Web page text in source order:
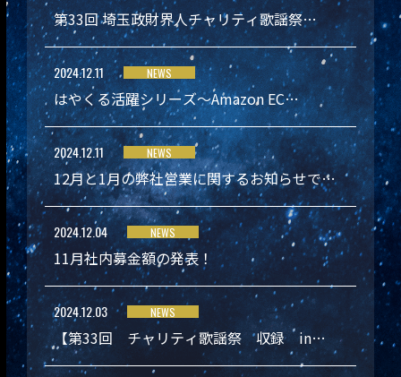
第33回 埼玉政財界人チャリティ歌謡祭…
2024.12.11 NEWS
はやくる活躍シリーズ～Amazon EC…
2024.12.11 NEWS
12月と1月の弊社営業に関するお知らせで…
2024.12.04 NEWS
11月社内募金額の発表！
2024.12.03 NEWS
【第33回 チャリティ歌謡祭 収録 in…